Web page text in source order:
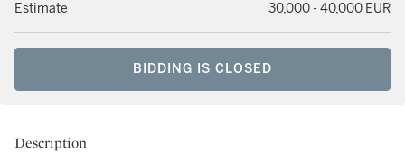
Estimate 30,000 - 40,000 EUR
BIDDING IS CLOSED
Description